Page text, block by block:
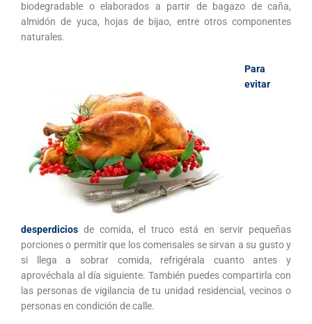
biodegradable o elaborados a partir de bagazo de caña,
almidón de yuca, hojas de bijao, entre otros componentes
naturales.
Para
evitar
desperdicios de comida, el truco está en servir pequeñas
porciones o permitir que los comensales se sirvan a su gusto y
si llega a sobrar comida, refrigérala cuanto antes y
aprovéchala al día siguiente. También puedes compartirla con
las personas de vigilancia de tu unidad residencial, vecinos o
personas en condición de calle.